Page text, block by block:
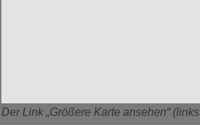
Der Link „Größere Karte ansehen“ (links